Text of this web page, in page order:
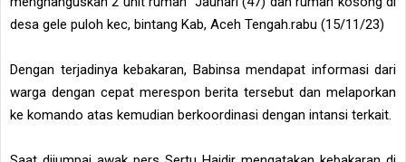
desa gele puloh kec, bintang Kab, Aceh Tengah.rabu (15/11/23)
Dengan terjadinya kebakaran, Babinsa mendapat informasi dari
warga dengan cepat merespon berita tersebut dan melaporkan
ke komando atas kemudian berkoordinasi dengan intansi terkait.